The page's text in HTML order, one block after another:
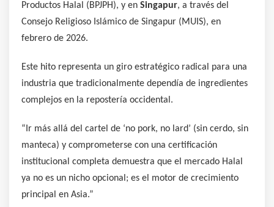
Productos Halal (BPJPH), y en Singapur, a través del
Consejo Religioso Islámico de Singapur (MUIS), en
febrero de 2026.
Este hito representa un giro estratégico radical para una
industria que tradicionalmente dependía de ingredientes
complejos en la repostería occidental.
“Ir más allá del cartel de ‘no pork, no lard’ (sin cerdo, sin
manteca) y comprometerse con una certificación
institucional completa demuestra que el mercado Halal
ya no es un nicho opcional; es el motor de crecimiento
principal en Asia.”